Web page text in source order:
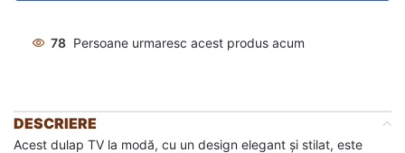
78 Persoane urmaresc acest produs acum
DESCRIERE
Acest dulap TV la modă, cu un design elegant și stilat, este